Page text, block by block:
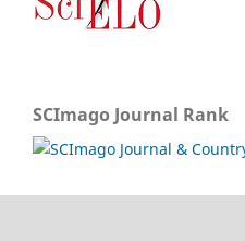
SCImago Journal Rank